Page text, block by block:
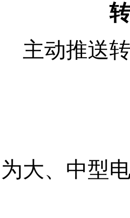
主动推送
为大、中型